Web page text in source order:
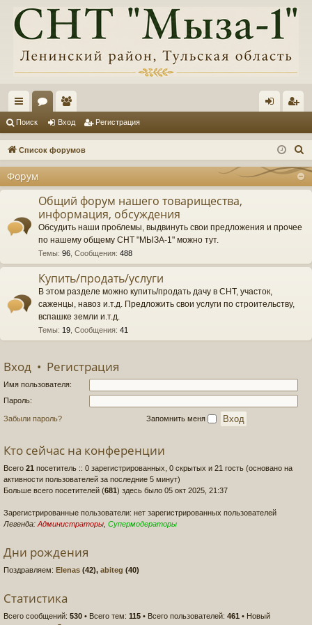
с
ы
и
ум
ол
ьз
ат
ел
и
д ис
ац
Поиск Вход Регистрация
Список форумов
Форум
Общий форум нашего товарищества,
информация, обсуждения
Обсудить наши проблемы, выдвинуть свои предложения и прочее
по нашему общему СНТ "МЫЗА-1" можно тут.
Темы: 96 Сообщения: 488
Купить/продать/услуги
В этом разделе можно купить/продать дачу в СНТ, участок,
саженцы, навоз и.т.д. Предложить свои услуги по строительству,
вспашке земли и.т.д.
Темы: 19 Сообщения: 41
Вход • Регистрация
Имя пользователя:
Пароль:
Забыли пароль? Запомнить меня
Кто сейчас на конференции
Всего 21 посетитель :: 0 зарегистрированных, 0 скрытых и 21 гость (основано на
активности пользователей за последние 5 минут)
Больше всего посетителей (681) здесь было 05 окт 2025, 21:37
Зарегистрированные пользователи: нет зарегистрированных пользователей
Легенда: Администраторы Супермодераторы
Дни рождения
Поздравляем: Elenas (42), abiteg (40)
Статистика
Всего сообщений: 530 • Всего тем: 115 • Всего пользователей: 461 • Новый